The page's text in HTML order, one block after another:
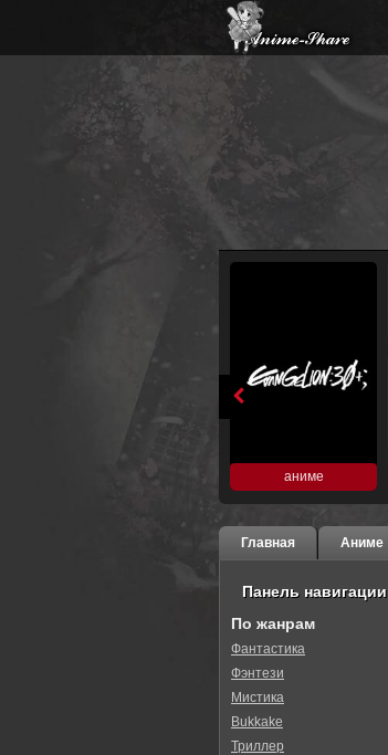
аниме
Главная Аниме
Панель навигации
По жанрам
Фантастика
Фэнтези
Мистика
Bukkake
Триллер